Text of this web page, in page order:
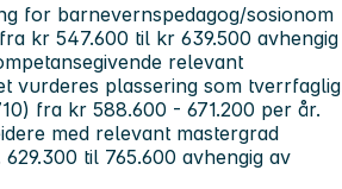
for barnevernspedagog/sosionom
kr 547.600 til kr 639.500 avhengig
relevant
vurderes plassering som tverrfaglig
fra kr 588.600 - 671.200 per år.
med relevant mastergrad
til 765.600 avhengig av